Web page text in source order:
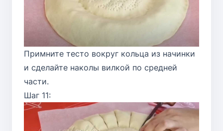
Примните тесто вокруг кольца из начинки
и сделайте наколы вилкой по средней
части.
Шаг 11: